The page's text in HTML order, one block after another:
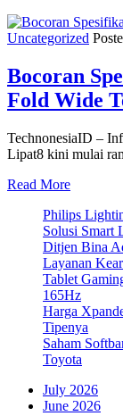
Uncategorized
Bocoran
Fold Wide
TechnonesiaID –
Lipat8 kini mulai
Read More
Philips
Solusi Smart
Ditjen Bina
Layanan
Tablet
165Hz
Harga
Tipenya
Saham
Toyota
July 2026
June 2026